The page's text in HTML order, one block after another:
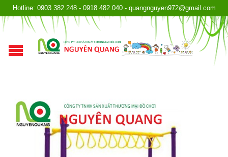
Hotline: 0903 382 248 - 0918 482 040 - quangnguyen972@gmail.com